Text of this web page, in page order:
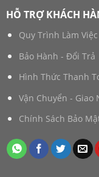
HỖ TRỢ KHÁCH
Quy Trình Làm Việc
Bảo Hành - Đổi Trả
Hình Thức Thanh
Vận Chuyển - Giao
Chính Sách Bảo